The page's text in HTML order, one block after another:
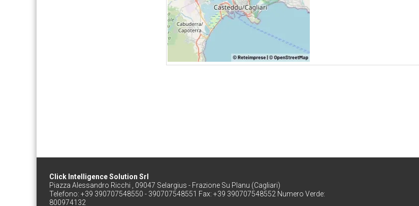
Click Intelligence Solution Srl
Piazza Alessandro Ricchi , 09047 Selargius - Frazione Su Planu (Cagliari)
Telefono: +39 390707548550 - 390707548551 Fax: +39 390707548552 Numero Verde:
800974132